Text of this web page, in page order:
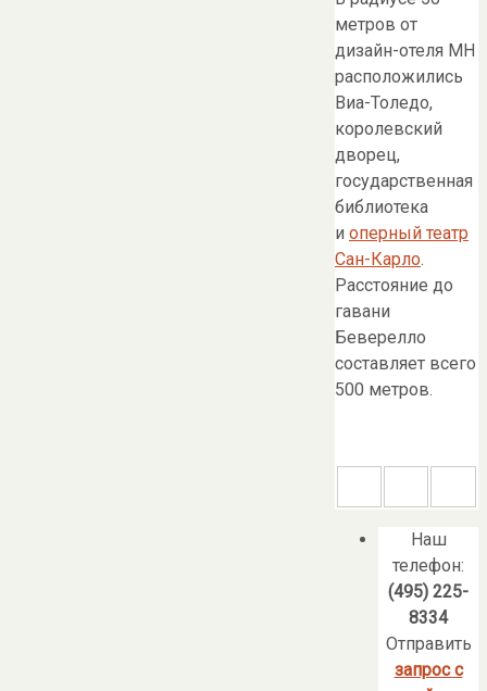
метров от
дизайн-отеля MH
расположились
Виа-Толедо,
королевский
дворец,
государственная
библиотека
и оперный театр
Сан-Карло.
Расстояние до
гавани
Беверелло
составляет всего
500 метров.
Наш
телефон:
(495) 225-
8334
Отправить
запрос с